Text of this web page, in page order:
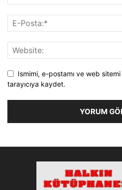
Ismimi, e-postamı ve web
tarayıcıya kaydet.